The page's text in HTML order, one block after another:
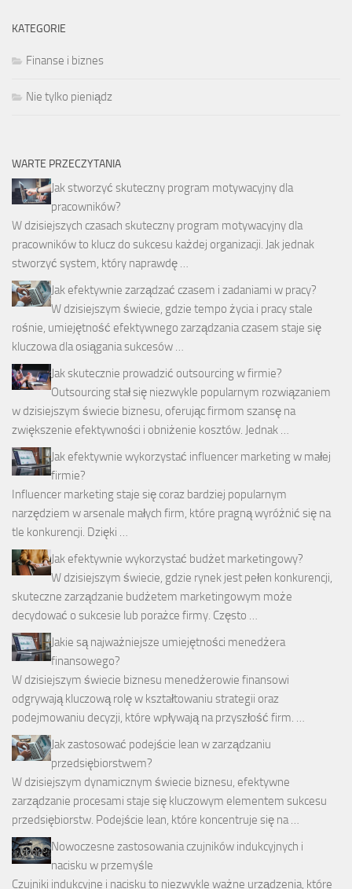
KATEGORIE
Finanse i biznes
Nie tylko pieniądz
WARTE PRZECZYTANIA
Jak stworzyć skuteczny program motywacyjny dla
pracowników?
W dzisiejszych czasach skuteczny program motywacyjny dla
pracowników to klucz do sukcesu każdej organizacji. Jak jednak
stworzyć system, który naprawdę …
Jak efektywnie zarządzać czasem i zadaniami w pracy?
W dzisiejszym świecie, gdzie tempo życia i pracy stale
rośnie, umiejętność efektywnego zarządzania czasem staje się
kluczowa dla osiągania sukcesów …
Jak skutecznie prowadzić outsourcing w firmie?
Outsourcing stał się niezwykle popularnym rozwiązaniem
w dzisiejszym świecie biznesu, oferując firmom szansę na
zwiększenie efektywności i obniżenie kosztów. Jednak …
Jak efektywnie wykorzystać influencer marketing w małej
firmie?
Influencer marketing staje się coraz bardziej popularnym
narzędziem w arsenale małych firm, które pragną wyróżnić się na
tle konkurencji. Dzięki …
Jak efektywnie wykorzystać budżet marketingowy?
W dzisiejszym świecie, gdzie rynek jest pełen konkurencji,
skuteczne zarządzanie budżetem marketingowym może
decydować o sukcesie lub porażce firmy. Często …
Jakie są najważniejsze umiejętności menedżera
finansowego?
W dzisiejszym świecie biznesu menedżerowie finansowi
odgrywają kluczową rolę w kształtowaniu strategii oraz
podejmowaniu decyzji, które wpływają na przyszłość firm. …
Jak zastosować podejście lean w zarządzaniu
przedsiębiorstwem?
W dzisiejszym dynamicznym świecie biznesu, efektywne
zarządzanie procesami staje się kluczowym elementem sukcesu
przedsiębiorstw. Podejście lean, które koncentruje się na …
Nowoczesne zastosowania czujników indukcyjnych i
nacisku w przemyśle
Czujniki indukcyjne i nacisku to niezwykle ważne urządzenia, które